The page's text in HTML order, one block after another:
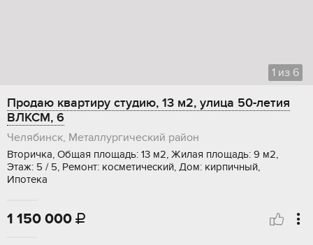
1 из 6
Продаю квартиру студию, 13 м2, улица 50-летия
ВЛКСМ, 6
Челябинск, Металлургический район
Вторичка, Общая площадь: 13 м2, Жилая площадь: 9 м2,
Этаж: 5 / 5, Ремонт: косметический, Дом: кирпичный,
Ипотека
1 150 000 